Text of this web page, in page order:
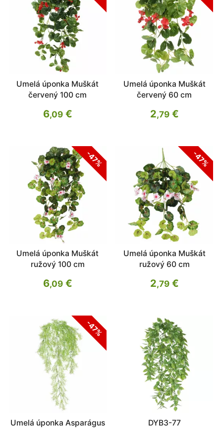
Umelá úponka Muškát
červený 100 cm
6,09€
Umelá úponka Muškát
červený 60 cm
2,79€
-47%
Umelá úponka Muškát
ružový 100 cm
6,09€
-47%
Umelá úponka Muškát
ružový 60 cm
2,79€
-47%
Umelá úponka Asparágus
DYB3-77